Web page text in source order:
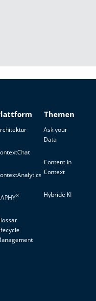
®
Themen
Ask your
Data
Content in
Context
Hybride KI